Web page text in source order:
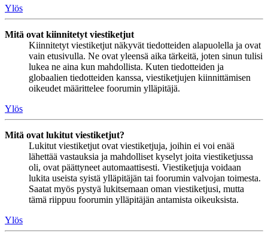
Ylös
Mitä ovat kiinnitetyt viestiketjut
Kiinnitetyt viestiketjut näkyvät tiedotteiden alapuolella ja ovat
vain etusivulla. Ne ovat yleensä aika tärkeitä, joten sinun tulisi
lukea ne aina kun mahdollista. Kuten tiedotteiden ja
globaalien tiedotteiden kanssa, viestiketjujen kiinnittämisen
oikeudet määrittelee foorumin ylläpitäjä.
Ylös
Mitä ovat lukitut viestiketjut?
Lukitut viestiketjut ovat viestiketjuja, joihin ei voi enää
lähettää vastauksia ja mahdolliset kyselyt joita viestiketjussa
oli, ovat päättyneet automaattisesti. Viestiketjuja voidaan
lukita useista syistä ylläpitäjän tai foorumin valvojan toimesta.
Saatat myös pystyä lukitsemaan oman viestiketjusi, mutta
tämä riippuu foorumin ylläpitäjän antamista oikeuksista.
Ylös